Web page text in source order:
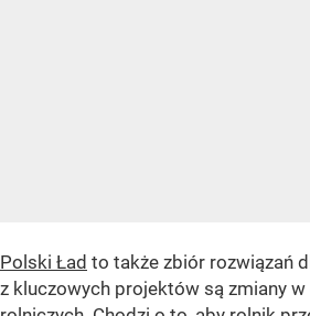
Polski Ład to także zbiór rozwiązań
z kluczowych projektów są zmiany